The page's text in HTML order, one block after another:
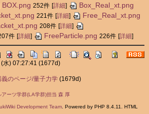
BOX.png 252件 [詳細] Box_Real_xt.png
221件 [詳細] Free_Real_xt.png
208件 [詳細]
件 [詳細] FreeParticle.png 226件 [詳細]
水) 07:27:41 (1677d)
義のページ/量子力学(1679d)
ーツ学群(LA学群)担当 森 厚
Development Team. Powered by PHP 8.4.11. HTML